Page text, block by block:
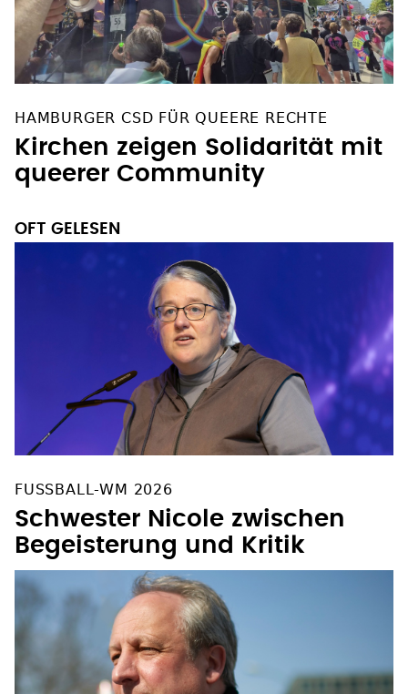
HAMBURGER CSD FÜR QUEERE RECHTE
Kirchen zeigen Solidarität mit
queerer Community
OFT GELESEN
FUSSBALL-WM 2026
Schwester Nicole zwischen
Begeisterung und Kritik